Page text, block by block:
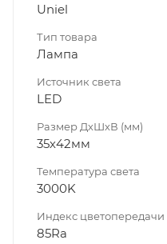
Uniel
Тип товара
Лампа
Источник света
LED
Размер ДхШхВ (мм)
35х42мм
Температура света
3000K
Индекс цветопередачи
85Ra